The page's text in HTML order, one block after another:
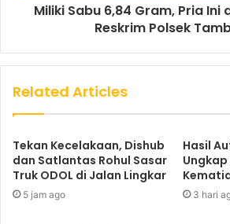
Miliki Sabu 6,84 Gram, Pria Ini
Reskrim Polsek
Related Articles
Tekan Kecelakaan, Dishub
dan Satlantas Rohul Sasar
Truk ODOL di Jalan Lingkar
5 jam ago
Hasil
3 hari